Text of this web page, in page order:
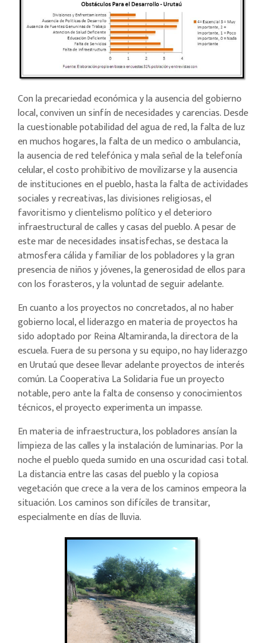
Con la precariedad económica y la ausencia del gobierno
local, conviven un sinfín de necesidades y carencias. Desde
la cuestionable potabilidad del agua de red, la falta de luz
en muchos hogares, la falta de un medico o ambulancia,
la ausencia de red telefónica y mala señal de la telefonía
celular, el costo prohibitivo de movilizarse y la ausencia
de instituciones en el pueblo, hasta la falta de actividades
sociales y recreativas, las divisiones religiosas, el
favoritismo y clientelismo político y el deterioro
infraestructural de calles y casas del pueblo. A pesar de
este mar de necesidades insatisfechas, se destaca la
atmosfera cálida y familiar de los pobladores y la gran
presencia de niños y jóvenes, la generosidad de ellos para
con los forasteros, y la voluntad de seguir adelante.
En cuanto a los proyectos no concretados, al no haber
gobierno local, el liderazgo en materia de proyectos ha
sido adoptado por Reina Altamiranda, la directora de la
escuela. Fuera de su persona y su equipo, no hay liderazgo
en Urutaú que desee llevar adelante proyectos de interés
común. La Cooperativa La Solidaria fue un proyecto
notable, pero ante la falta de consenso y conocimientos
técnicos, el proyecto experimenta un impasse.
En materia de infraestructura, los pobladores ansían la
limpieza de las calles y la instalación de luminarias. Por la
noche el pueblo queda sumido en una oscuridad casi total.
La distancia entre las casas del pueblo y la copiosa
vegetación que crece a la vera de los caminos empeora la
situación. Los caminos son difíciles de transitar,
especialmente en días de lluvia.